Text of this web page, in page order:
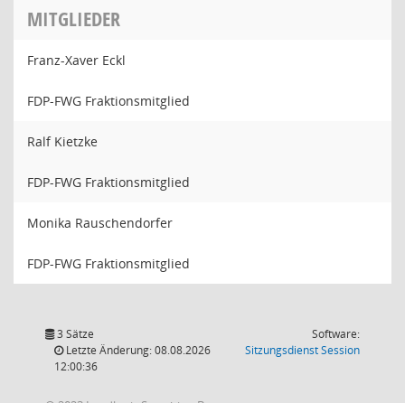
MITGLIEDER
Franz-Xaver Eckl
FDP-FWG Fraktionsmitglied
Ralf Kietzke
FDP-FWG Fraktionsmitglied
Monika Rauschendorfer
FDP-FWG Fraktionsmitglied
3 Sätze
Letzte Änderung: 08.08.2026
12:00:36
Software:
SitzungsdienstSession(Wird in